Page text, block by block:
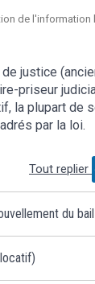
de
justice
priseur
la plupart de
par la loi.
Tout replier
du bail